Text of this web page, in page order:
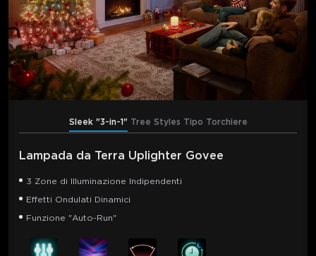
Sleek "3-in-1" Tree Styles Tipo Torchiere
Lampada da Terra Uplighter Govee
3 Zone di Illuminazione Indipendenti
Effetti Ondulati Dinamici
Funzione "Auto-Run"